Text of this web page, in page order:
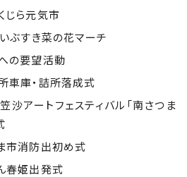
ら元気市
すき菜の花マーチ
の要望活動
庫・詰所落成式
アートフェスティバル「南さつま
消防出初め式
春姫出発式